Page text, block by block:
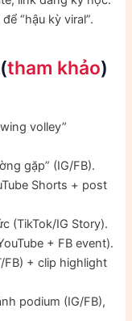
“hậu kỳ viral”.
tham khảo)
volley”
gặp” (IG/FB).
Shorts + post
(TikTok/IG Story).
+ FB event).
FB) + clip highlight
podium (IG/FB),